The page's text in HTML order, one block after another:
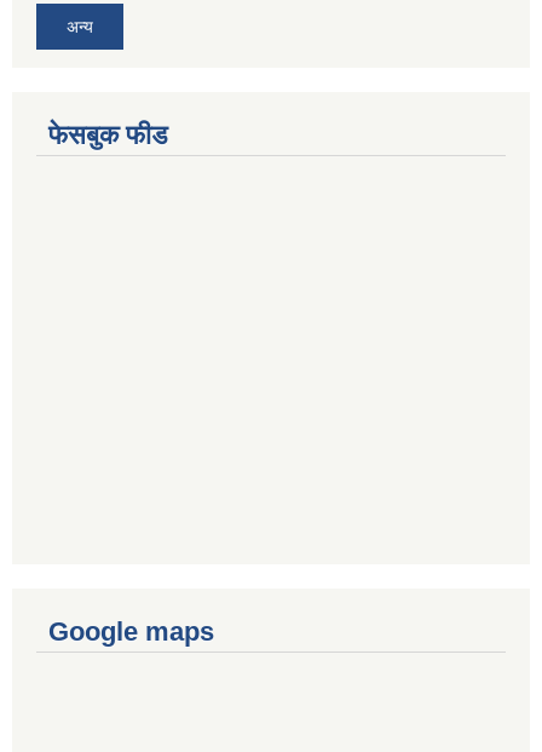
अन्य
फेसबुक फीड
Google maps